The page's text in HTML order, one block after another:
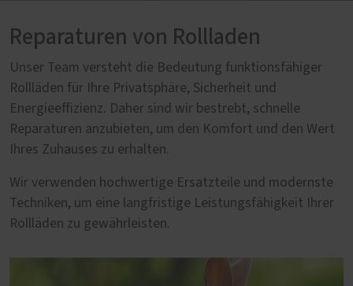
Reparaturen von Rollladen
Unser Team versteht die Bedeutung funktionsfähiger
Rollläden für Ihre Privatsphäre, Sicherheit und
Energieeffizienz. Daher sind wir bestrebt, schnelle
Reparaturen anzubieten, um den Komfort und den Wert
Ihres Zuhauses zu erhalten.
Wir verwenden hochwertige Ersatzteile und modernste
Techniken, um eine langfristige Leistungsfähigkeit Ihrer
Rollläden zu gewährleisten.